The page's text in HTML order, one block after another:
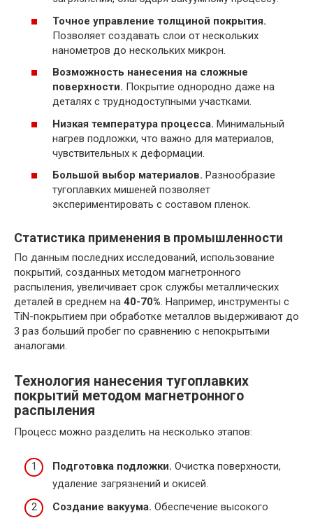
Точное управление толщиной покрытия.
Позволяет создавать слои от нескольких
нанометров до нескольких микрон.
Возможность нанесения на сложные
поверхности. Покрытие однородно даже на
деталях с труднодоступными участками.
Низкая температура процесса. Минимальный
нагрев подложки, что важно для материалов,
чувствительных к деформации.
Большой выбор материалов. Разнообразие
тугоплавких мишеней позволяет
экспериментировать с составом пленок.
Статистика применения в промышленности
По данным последних исследований, использование
покрытий, созданных методом магнетронного
распыления, увеличивает срок службы металлических
деталей в среднем на 40-70%. Например, инструменты с
TiN-покрытием при обработке металлов выдерживают до
3 раз больший пробег по сравнению с непокрытыми
аналогами.
Технология нанесения тугоплавких
покрытий методом магнетронного
распыления
Процесс можно разделить на несколько этапов:
Подготовка подложки. Очистка поверхности,
удаление загрязнений и окисей.
Создание вакуума. Обеспечение высокого